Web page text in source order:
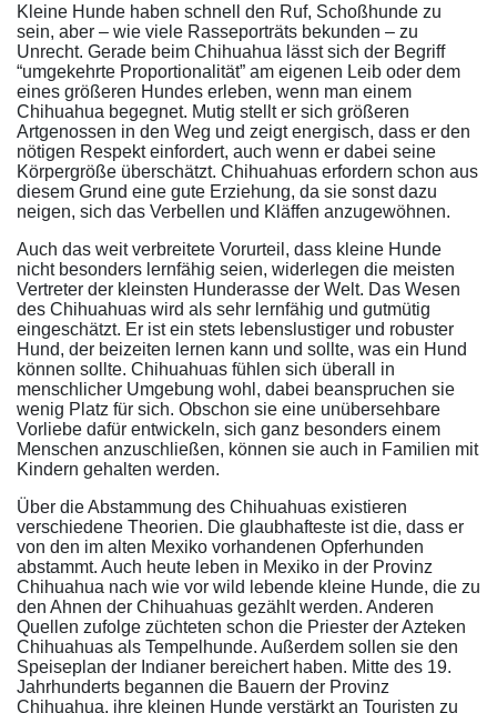
Kleine Hunde haben schnell den Ruf, Schoßhunde zu
sein, aber – wie viele Rasseporträts bekunden – zu
Unrecht. Gerade beim Chihuahua lässt sich der Begriff
“umgekehrte Proportionalität” am eigenen Leib oder dem
eines größeren Hundes erleben, wenn man einem
Chihuahua begegnet. Mutig stellt er sich größeren
Artgenossen in den Weg und zeigt energisch, dass er den
nötigen Respekt einfordert, auch wenn er dabei seine
Körpergröße überschätzt. Chihuahuas erfordern schon aus
diesem Grund eine gute Erziehung, da sie sonst dazu
neigen, sich das Verbellen und Kläffen anzugewöhnen.
Auch das weit verbreitete Vorurteil, dass kleine Hunde
nicht besonders lernfähig seien, widerlegen die meisten
Vertreter der kleinsten Hunderasse der Welt. Das Wesen
des Chihuahuas wird als sehr lernfähig und gutmütig
eingeschätzt. Er ist ein stets lebenslustiger und robuster
Hund, der beizeiten lernen kann und sollte, was ein Hund
können sollte. Chihuahuas fühlen sich überall in
menschlicher Umgebung wohl, dabei beanspruchen sie
wenig Platz für sich. Obschon sie eine unübersehbare
Vorliebe dafür entwickeln, sich ganz besonders einem
Menschen anzuschließen, können sie auch in Familien mit
Kindern gehalten werden.
Über die Abstammung des Chihuahuas existieren
verschiedene Theorien. Die glaubhafteste ist die, dass er
von den im alten Mexiko vorhandenen Opferhunden
abstammt. Auch heute leben in Mexiko in der Provinz
Chihuahua nach wie vor wild lebende kleine Hunde, die zu
den Ahnen der Chihuahuas gezählt werden. Anderen
Quellen zufolge züchteten schon die Priester der Azteken
Chihuahuas als Tempelhunde. Außerdem sollen sie den
Speiseplan der Indianer bereichert haben. Mitte des 19.
Jahrhunderts begannen die Bauern der Provinz
Chihuahua, ihre kleinen Hunde verstärkt an Touristen zu